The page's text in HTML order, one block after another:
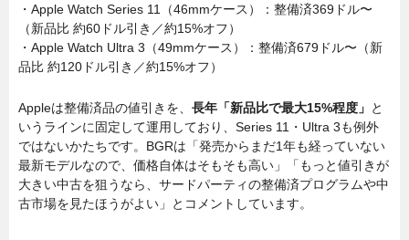
・Apple Watch Series 11（46mmケース）：整備済369ドル〜
（新品比 約60ドル引き／約15%オフ）
・Apple Watch Ultra 3（49mmケース）：整備済679ドル〜（新
品比 約120ドル引き／約15%オフ）
Appleは整備済品の値引きを、 長年「新品比で最大15%程度」 と
いうラインに固定して運用しており、Series 11・Ultra 3も例外
ではないかたちです。BGRは「発売からまだ1年も経っていない
最新モデルなので、価格自体はそもそも高い」「もっと値引きが
大きい中古を狙うなら、サードパーティの整備済プログラムや中
古市場を見たほうがよい」とコメントしています。